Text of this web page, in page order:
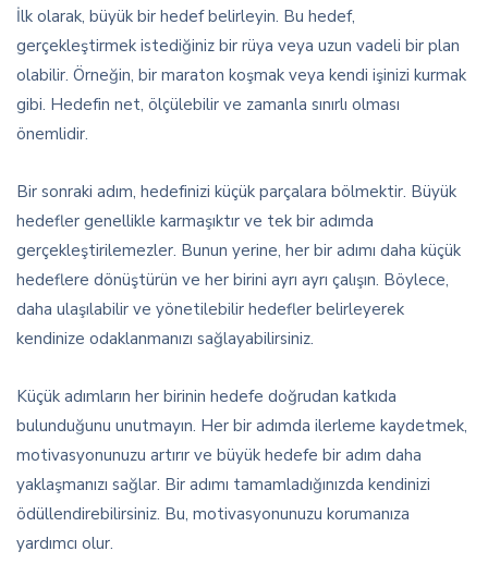
İlk olarak, büyük bir hedef belirleyin. Bu hedef,
gerçekleştirmek istediğiniz bir rüya veya uzun vadeli bir plan
olabilir. Örneğin, bir maraton koşmak veya kendi işinizi kurmak
gibi. Hedefin net, ölçülebilir ve zamanla sınırlı olması
önemlidir.
Bir sonraki adım, hedefinizi küçük parçalara bölmektir. Büyük
hedefler genellikle karmaşıktır ve tek bir adımda
gerçekleştirilemezler. Bunun yerine, her bir adımı daha küçük
hedeflere dönüştürün ve her birini ayrı ayrı çalışın. Böylece,
daha ulaşılabilir ve yönetilebilir hedefler belirleyerek
kendinize odaklanmanızı sağlayabilirsiniz.
Küçük adımların her birinin hedefe doğrudan katkıda
bulunduğunu unutmayın. Her bir adımda ilerleme kaydetmek,
motivasyonunuzu artırır ve büyük hedefe bir adım daha
yaklaşmanızı sağlar. Bir adımı tamamladığınızda kendinizi
ödüllendirebilirsiniz. Bu, motivasyonunuzu korumanıza
yardımcı olur.